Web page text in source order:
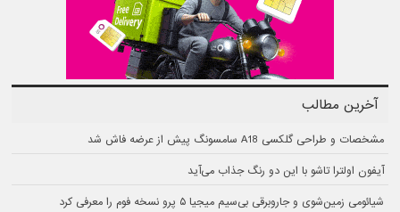
آخرین مطالب
مشخصات و طراحی گلکسی A18 سامسونگ پیش از عرضه فاش شد
آیفون اولترا تاشو با این دو رنگ جذاب می‌آید
شیائومی زمین‌شوی و جاروبرقی بی‌سیم میجیا ۵ پرو نسخه فوم را معرفی کرد